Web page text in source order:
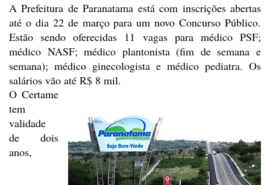
A Prefeitura de Paranatama está com inscrições abertas
até o dia 22 de março para um novo Concurso Público.
Estão sendo oferecidas 11 vagas para médico PSF;
médico NASF; médico plantonista (fim de semana e
semana); médico ginecologista e médico pediatra. Os
salários vão até R$ 8 mil.
O Certame
tem
validade
de dois
anos,